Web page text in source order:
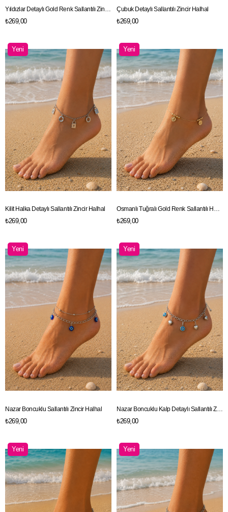
₺269,00
Çubuk Detaylı Sallantılı Zincir Halhal
₺269,00
Kilit Halka Detaylı Sallantılı Zincir Halhal
₺269,00
Yeni
Ürün
Osmanlı Tuğralı Gold Renk Sallantılı Halhal
₺269,00
Yeni
Ürün
Nazar Boncuklu Sallantılı Zincir Halhal
₺269,00
Yeni
Ürün
Nazar Boncuklu Kalp Detaylı Sallantılı Zincir Halhal
₺269,00
Yeni
Ürün
Yeni
Ürün
Yeni
Ürün